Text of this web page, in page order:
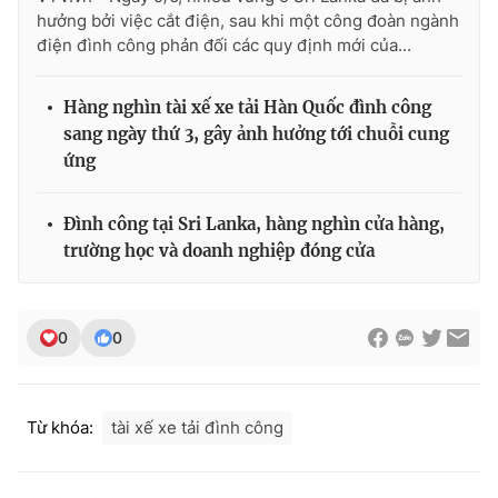
THỜI BÁO VTV
Theo dõi báo trên
Giấy phép hoạt động báo in và báo điện tử số 483/GP-BTTTT
cấp ngày 29/12/2023
Phó Tổng Biên tập:Nguyễn Thị Mỹ Hạnh, Phạm Quốc Thắng,
hưởng bởi việc cắt điện, sau khi một công đoàn ngành
điện đình công phản đối các quy định mới của...
Hàng nghìn tài xế xe tải Hàn Quốc đình công
sang ngày thứ 3, gây ảnh hưởng tới chuỗi cung
ứng
Đình công tại Sri Lanka, hàng nghìn cửa hàng,
trường học và doanh nghiệp đóng cửa
0 0
Từ khóa: tài xế xe tải đình công